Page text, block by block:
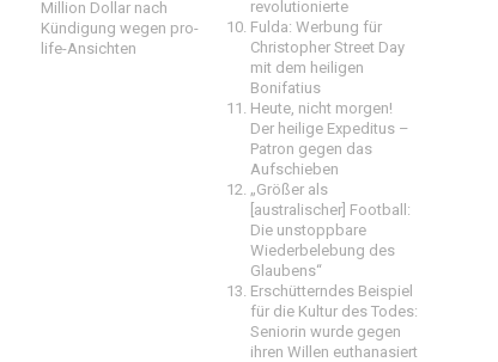
Million Dollar nach
Kündigung wegen pro-
life-Ansichten
revolutionierte
Fulda: Werbung für
Christopher Street Day
mit dem heiligen
Bonifatius
Heute, nicht morgen!
Der heilige Expeditus –
Patron gegen das
Aufschieben
„Größer als
[australischer] Football:
Die unstoppbare
Wiederbelebung des
Glaubens“
Erschütterndes Beispiel
für die Kultur des Todes:
Seniorin wurde gegen
ihren Willen euthanasiert